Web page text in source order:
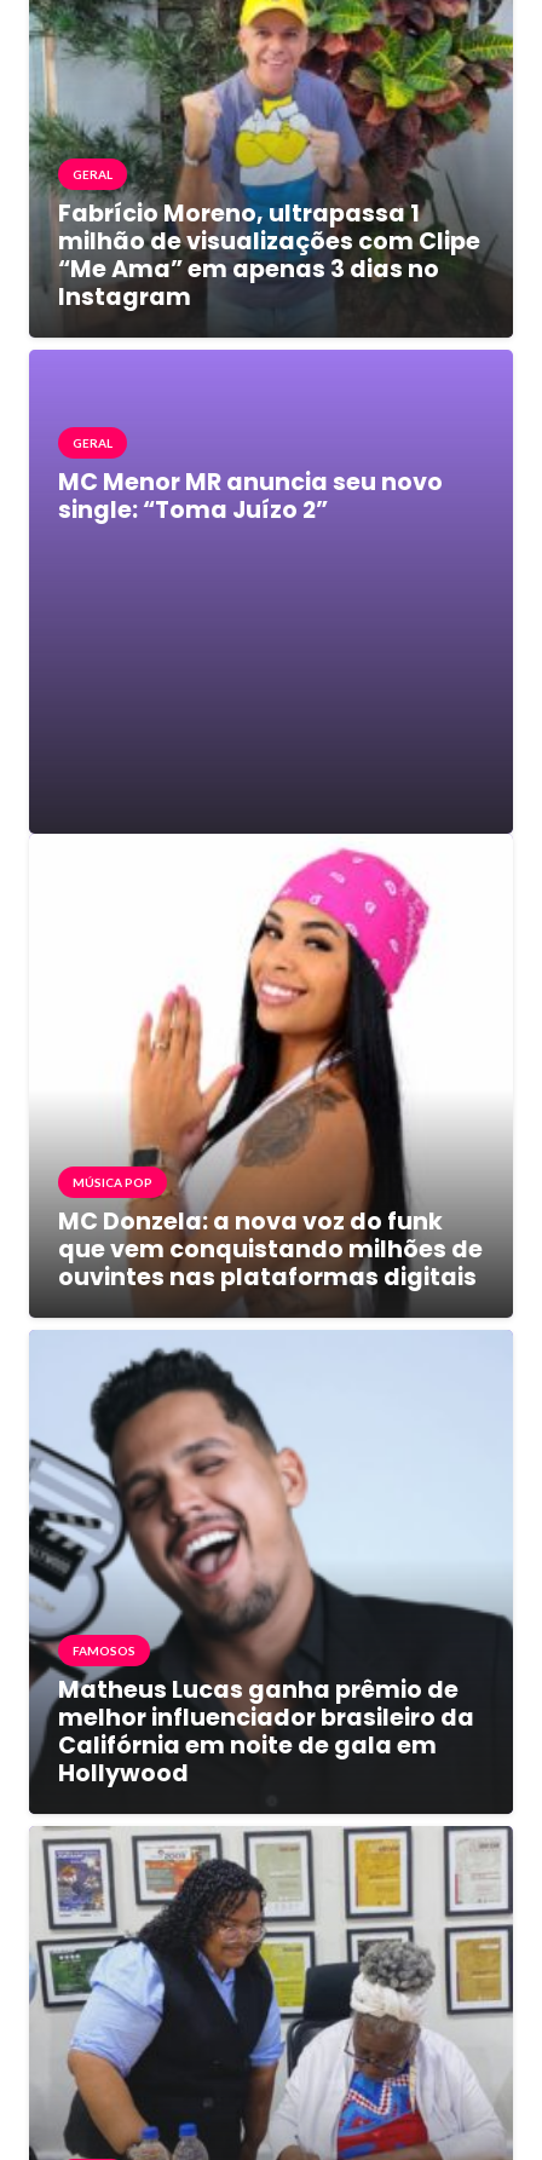
GERAL
Fabrício Moreno, ultrapassa 1
milhão de visualizações com Clipe
“Me Ama” em apenas 3 dias no
Instagram
GERAL
MC Menor MR anuncia seu novo
single: “Toma Juízo 2”
MÚSICA POP
MC Donzela: a nova voz do funk
que vem conquistando milhões de
ouvintes nas plataformas digitais
FAMOSOS
Matheus Lucas ganha prêmio de
melhor influenciador brasileiro da
Califórnia em noite de gala em
Hollywood